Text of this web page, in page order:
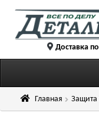
Перейти
Перейти
содержимому Доставка
Главная Защита